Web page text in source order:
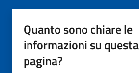
Quanto sono chiare le
informazioni su questa
pagina?